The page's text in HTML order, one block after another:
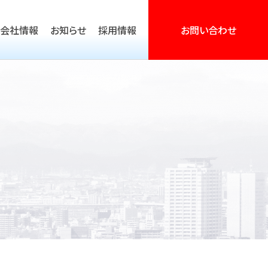
会社情報 お知らせ 採用情報 お問い合わせ